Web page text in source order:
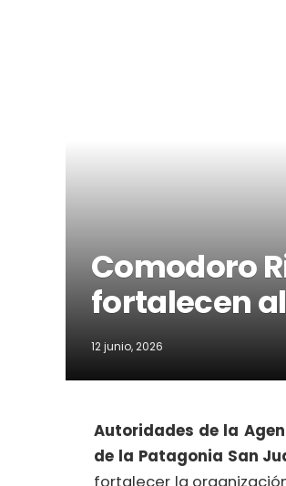
Comodoro
fortalecen
12 junio, 2026
Autoridades de la
de la Patagonia San